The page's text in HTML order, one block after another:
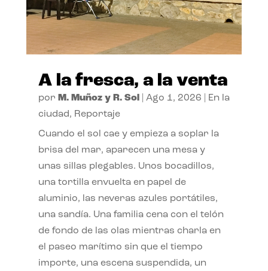
A la fresca, a la venta
por M. Muñoz y R. Sol| Ago 1, 2026
En la
ciudad, Reportaje
Cuando el sol cae y empieza a soplar la
brisa del mar, aparecen una mesa y
unas sillas plegables. Unos bocadillos,
una tortilla envuelta en papel de
aluminio, las neveras azules portátiles,
una sandía. Una familia cena con el telón
de fondo de las olas mientras charla en
el paseo marítimo sin que el tiempo
importe, una escena suspendida, un